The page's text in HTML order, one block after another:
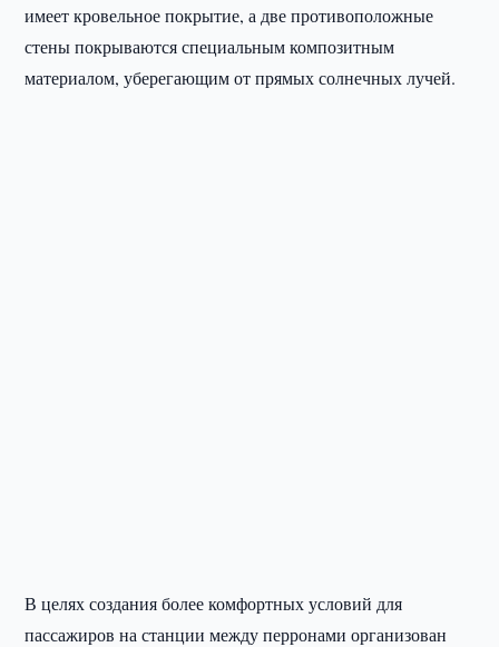
имеет кровельное покрытие, а две противоположные
стены покрываются специальным композитным
материалом, уберегающим от прямых солнечных лучей.
В целях создания более комфортных условий для
пассажиров на станции между перронами организован